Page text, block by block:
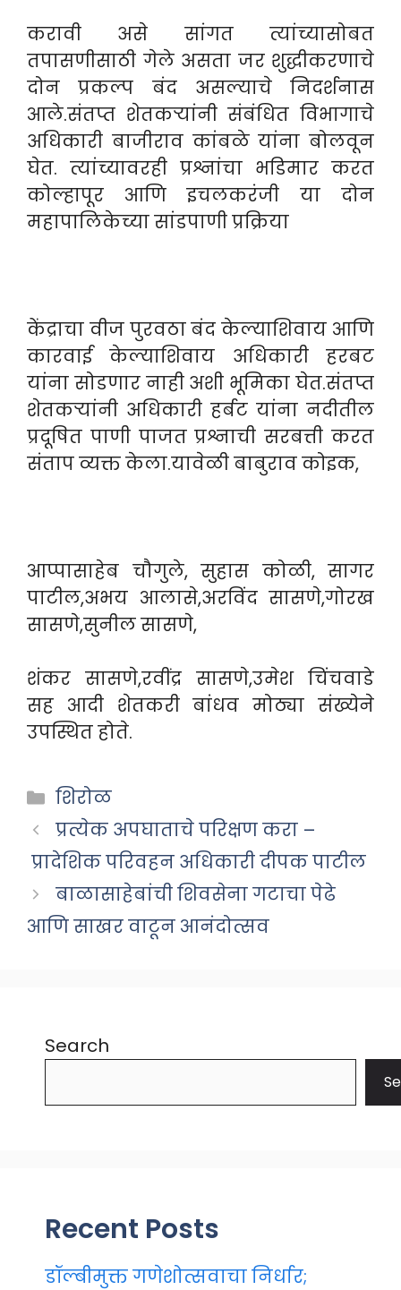
करावी असे सांगत त्यांच्यासोबत
तपासणीसाठी गेले असता जर शुद्धीकरणाचे
दोन प्रकल्प बंद असल्याचे निदर्शनास
आले.संतप्त शेतकऱ्यांनी संबंधित विभागाचे
अधिकारी बाजीराव कांबळे यांना बोलवून
घेत. त्यांच्यावरही प्रश्नांचा भडिमार करत
कोल्हापूर आणि इचलकरंजी या दोन
महापालिकेच्या सांडपाणी प्रक्रिया
केंद्राचा वीज पुरवठा बंद केल्याशिवाय आणि
कारवाई केल्याशिवाय अधिकारी हरबट
यांना सोडणार नाही अशी भूमिका घेत.संतप्त
शेतकऱ्यांनी अधिकारी हर्बट यांना नदीतील
प्रदूषित पाणी पाजत प्रश्नाची सरबत्ती करत
संताप व्यक्त केला.यावेळी बाबुराव कोइक,
आप्पासाहेब चौगुले, सुहास कोळी, सागर
पाटील,अभय आलासे,अरविंद सासणे,गोरख
सासणे,सुनील सासणे,
शंकर सासणे,रवींद्र सासणे,उमेश चिंचवाडे
सह आदी शेतकरी बांधव मोठ्या संख्येने
उपस्थित होते.
Categories
शिरोळ
प्रत्येक अपघाताचे परिक्षण करा –
प्रादेशिक परिवहन अधिकारी दीपक पाटील
बाळासाहेबांची शिवसेना गटाचा पेढे
आणि साखर वाटून आनंदोत्सव
Search
Recent Posts
डॉल्बीमुक्त गणेशोत्सवाचा निर्धार;